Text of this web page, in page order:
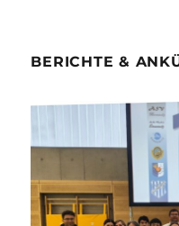
BERICHTE &